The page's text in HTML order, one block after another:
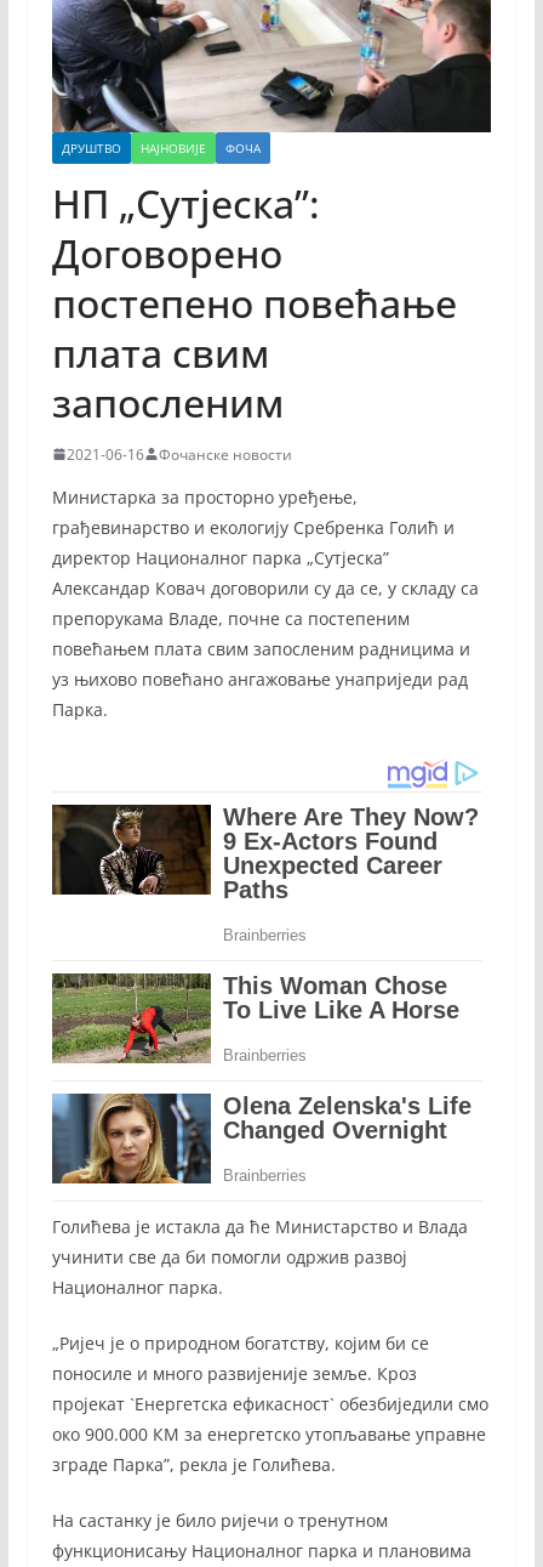
ДРУШТВО НАЈНОВИЈЕ ФОЧА
НП „Сутјеска”:
Договорено
постепено повећање
плата свим
запосленим
2021-06-16 Фочанске новости
Министарка за просторно уређење,
грађевинарство и екологију Сребренка Голић и
директор Националног парка „Сутјеска”
Александар Ковач договорили су да се, у складу са
препорукама Владе, почне са постепеним
повећањем плата свим запосленим радницима и
уз њихово повећано ангажовање унаприједи рад
Парка.
Голићева је истакла да ће Министарство и Влада
учинити све да би помогли одржив развој
Националног парка.
„Ријеч је о природном богатству, којим би се
поносиле и много развијеније земље. Кроз
пројекат `Енергетска ефикасност` обезбиједили смо
око 900.000 КМ за енергетско утопљавање управне
зграде Парка”, рекла је Голићева.
На састанку је било ријечи о тренутном
функционисању Националног парка и плановима